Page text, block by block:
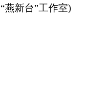
新台”工作室)